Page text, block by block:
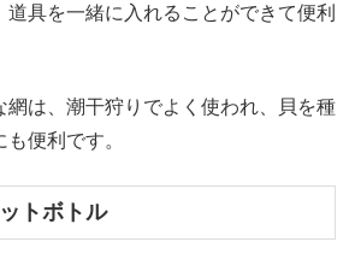
道具を一緒に入れることができて便利
網は、潮干狩りでよく使われ、貝を種
便利です。
トボトル